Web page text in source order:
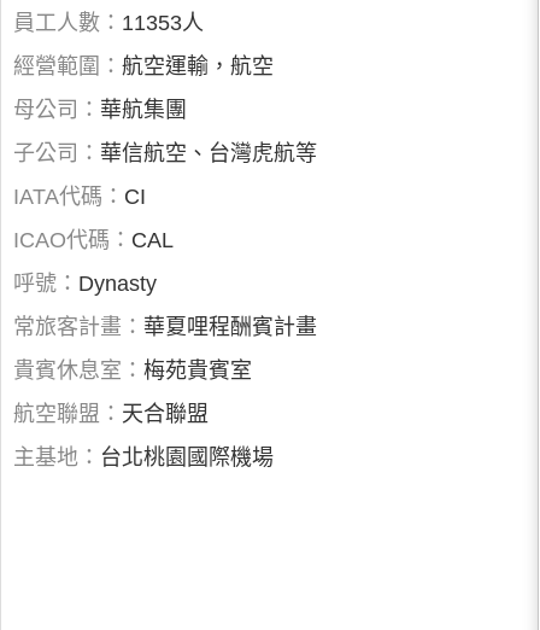
員工人數： 11353人
經營範圍： 航空運輸，航空
母公司： 華航集團
子公司： 華信航空、台灣虎航等
IATA代碼： CI
ICAO代碼： CAL
呼號： Dynasty
常旅客計畫： 華夏哩程酬賓計畫
貴賓休息室： 梅苑貴賓室
航空聯盟： 天合聯盟
主基地： 台北桃園國際機場